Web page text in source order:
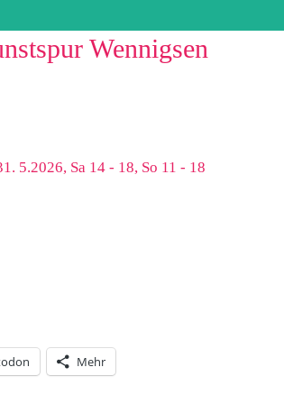
5.2026, Sa 14 - 18, So 11 - 18
Mehr